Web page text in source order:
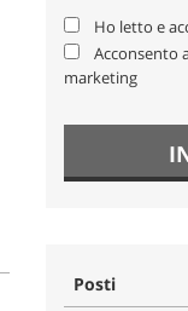
Ho letto e
Acconsento
marketing
Posti